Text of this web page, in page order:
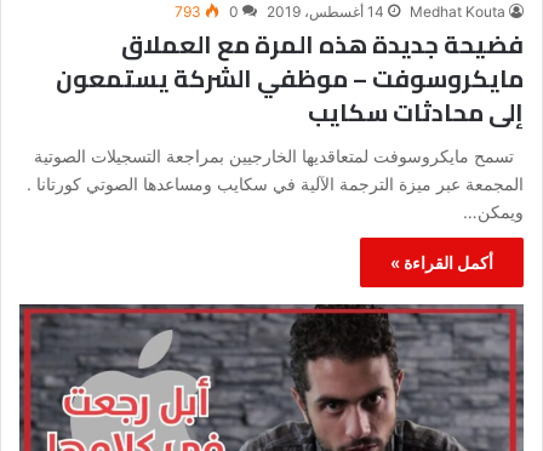
Medhat Kouta 14 أغسطس، 2019 0
793
فضيحة جديدة هذه المرة مع العملاق
مايكروسوفت – موظفي الشركة يستمعون
إلى محادثات سكايب
تسمح مايكروسوفت لمتعاقديها الخارجيين بمراجعة التسجيلات الصوتية
المجمعة عبر ميزة الترجمة الآلية في سكايب ومساعدها الصوتي كورتانا .
ويمكن…
أكمل القراءة »